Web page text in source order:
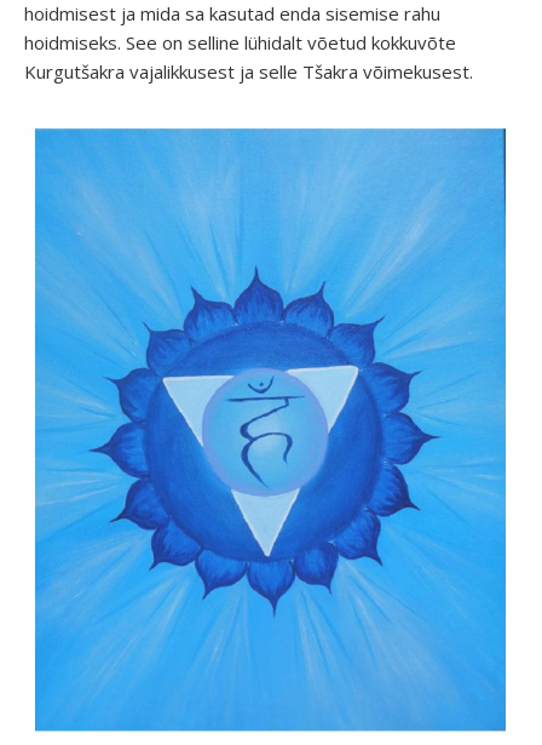
hoidmisest ja mida sa kasutad enda sisemise rahu
hoidmiseks. See on selline lühidalt võetud kokkuvõte
Kurgutšakra vajalikkusest ja selle Tšakra võimekusest.